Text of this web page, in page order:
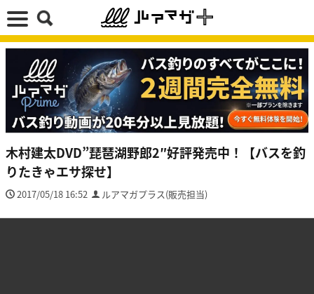
木村建太DVD”琵琶湖野郎2″好評発売中！【バスを釣
りたきゃエサ探せ】
2017/05/18 16:52 ルアマガプラス(販売担当)